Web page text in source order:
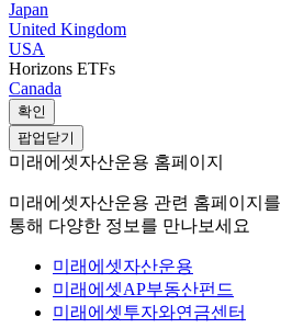
Japan
United Kingdom
USA
Horizons ETFs
Canada
확인
팝업닫기
미래에셋자산운용 홈페이지
미래에셋자산운용 관련 홈페이지를
통해 다양한 정보를 만나보세요
미래에셋자산운용
미래에셋AP부동산펀드
미래에셋투자와연금센터